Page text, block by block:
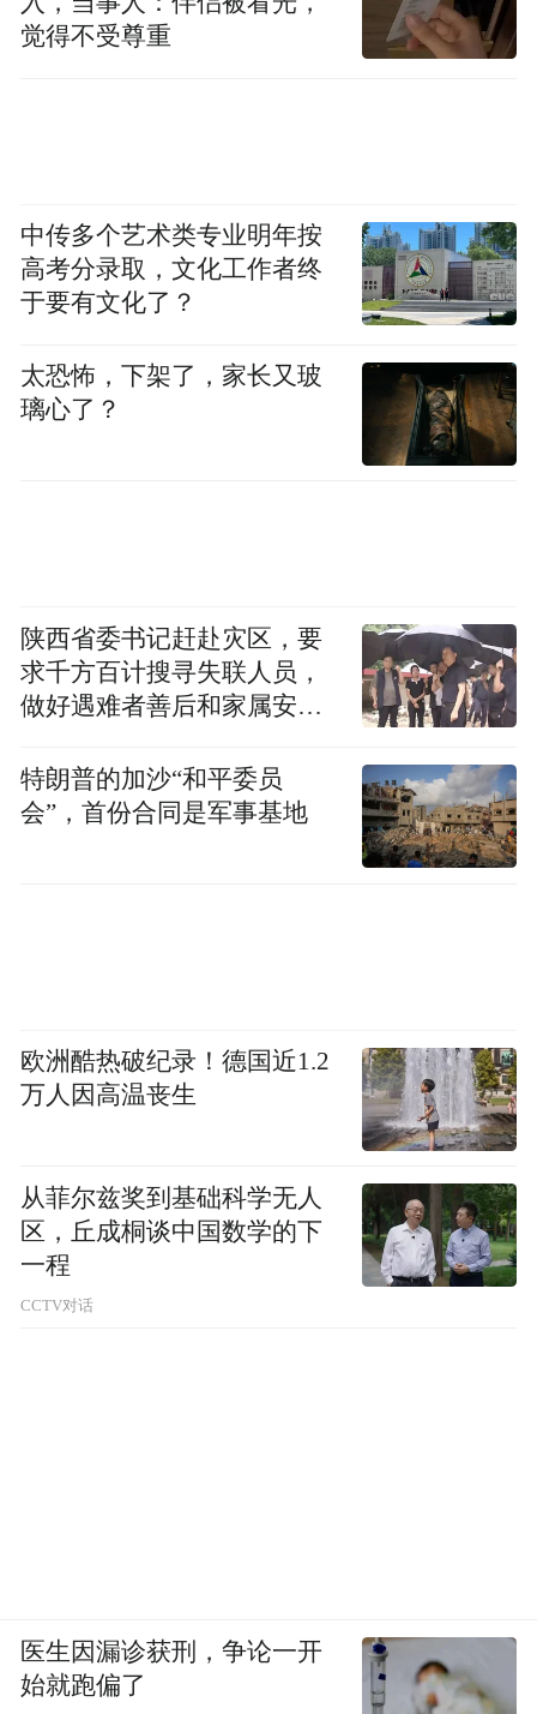
觉得不受尊重
中传多个艺术类专业明年按
高考分录取，文化工作者终
于要有文化了？
太恐怖，下架了，家长又玻
璃心了？
陕西省委书记赶赴灾区，要
求千方百计搜寻失联人员，
做好遇难者善后和家属安抚
特朗普的加沙“和平委员
会”，首份合同是军事基地
欧洲酷热破纪录！德国近1.2
万人因高温丧生
从菲尔兹奖到基础科学无人
区，丘成桐谈中国数学的下
一程
CCTV对话
医生因漏诊获刑，争论一开
始就跑偏了